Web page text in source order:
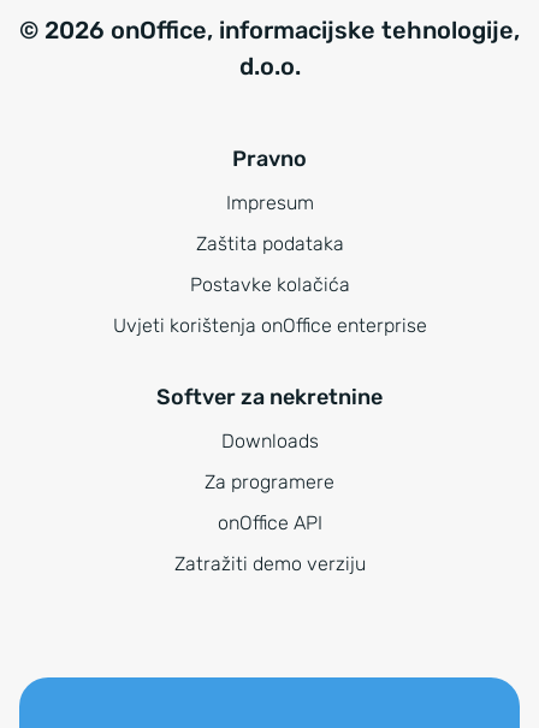
© 2026 onOffice, informacijske tehnologije,
d.o.o.
Pravno
Impresum
Zaštita podataka
Postavke kolačića
Uvjeti korištenja onOffice enterprise
Softver za nekretnine
Downloads
Za programere
onOffice API
Zatražiti demo verziju